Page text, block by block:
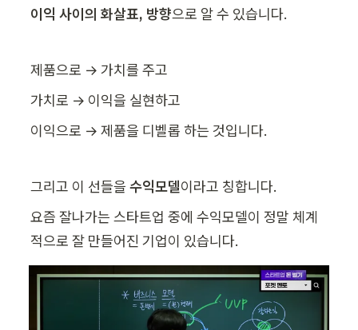
이익 사이의 화살표, 방향으로 알 수 있습니다.
제품으로 → 가치를 주고
가치로 → 이익을 실현하고
이익으로 → 제품을 디벨롭 하는 것입니다.
그리고 이 선들을 수익모델이라고 칭합니다.
요즘 잘나가는 스타트업 중에 수익모델이 정말 체계
적으로 잘 만들어진 기업이 있습니다.